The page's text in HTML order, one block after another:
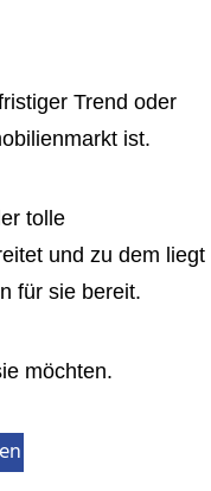
Trend oder
ist.
tolle
und zu dem liegt
für sie bereit.
möchten.